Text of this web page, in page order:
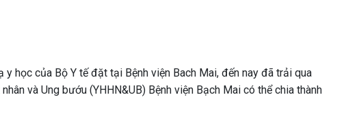
của Bộ Y tế đặt tại Bệnh viện Bach Mai, đến nay đã trải qua
và Ung bướu (YHHN&UB) Bệnh viện Bạch Mai có thể chia thành